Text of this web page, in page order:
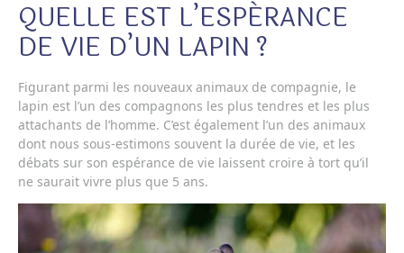
QUELLE EST L’ESPÉRANCE
DE VIE D’UN LAPIN ?
Figurant parmi les nouveaux animaux de compagnie, le
lapin est l’un des compagnons les plus tendres et les plus
attachants de l’homme. C’est également l’un des animaux
dont nous sous-estimons souvent la durée de vie, et les
débats sur son espérance de vie laissent croire à tort qu’il
ne saurait vivre plus que 5 ans.